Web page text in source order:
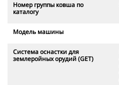
Номер группы ковша по
каталогу
Модель машины
Система оснастки для
землеройных орудий (GET)